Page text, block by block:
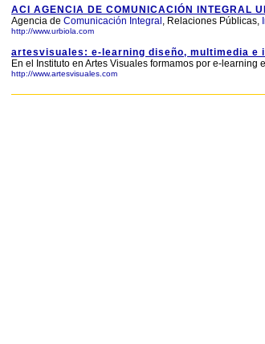
ACI AGENCIA DE COMUNICACIÓN INTEGRAL
Agencia de Comunicación Integral , Relaciones Públicas,
http://www.urbiola.com
artesvisuales: e-learning diseño, multimedia e
En el Instituto en Artes Visuales formamos por e-
http://www.artesvisuales.com